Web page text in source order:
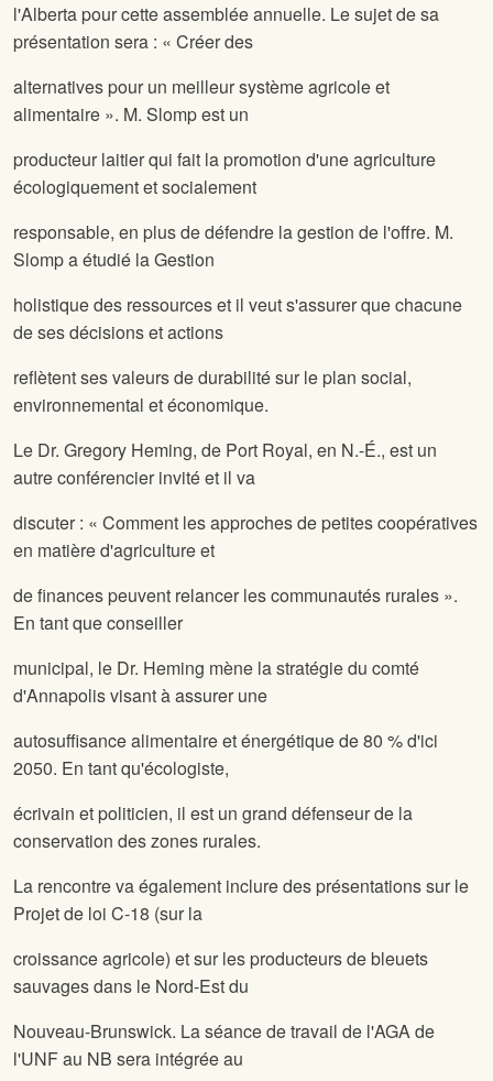
l'Alberta pour cette assemblée annuelle. Le sujet de sa
présentation sera : « Créer des
alternatives pour un meilleur système agricole et
alimentaire ». M. Slomp est un
producteur laitier qui fait la promotion d'une agriculture
écologiquement et socialement
responsable, en plus de défendre la gestion de l'offre. M.
Slomp a étudié la Gestion
holistique des ressources et il veut s'assurer que chacune
de ses décisions et actions
reflètent ses valeurs de durabilité sur le plan social,
environnemental et économique.
Le Dr. Gregory Heming, de Port Royal, en N.-É., est un
autre conférencier invité et il va
discuter : « Comment les approches de petites coopératives
en matière d'agriculture et
de finances peuvent relancer les communautés rurales ».
En tant que conseiller
municipal, le Dr. Heming mène la stratégie du comté
d'Annapolis visant à assurer une
autosuffisance alimentaire et énergétique de 80 % d'ici
2050. En tant qu'écologiste,
écrivain et politicien, il est un grand défenseur de la
conservation des zones rurales.
La rencontre va également inclure des présentations sur le
Projet de loi C-18 (sur la
croissance agricole) et sur les producteurs de bleuets
sauvages dans le Nord-Est du
Nouveau-Brunswick. La séance de travail de l'AGA de
l'UNF au NB sera intégrée au